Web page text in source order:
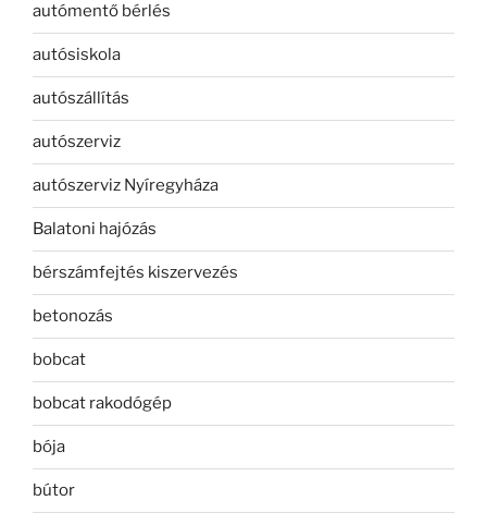
autómentő bérlés
autósiskola
autószállítás
autószerviz
autószerviz Nyíregyháza
Balatoni hajózás
bérszámfejtés kiszervezés
betonozás
bobcat
bobcat rakodógép
bója
bútor